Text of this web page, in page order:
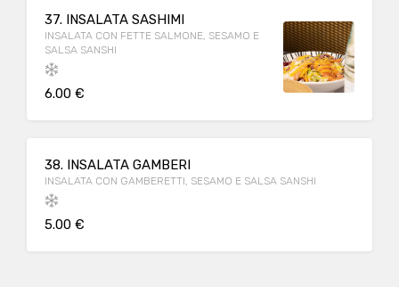
37. INSALATA SASHIMI
INSALATA CON FETTE SALMONE, SESAMO E
SALSA SANSHI
6.00 €
38. INSALATA GAMBERI
INSALATA CON GAMBERETTI, SESAMO E SALSA SANSHI
5.00 €